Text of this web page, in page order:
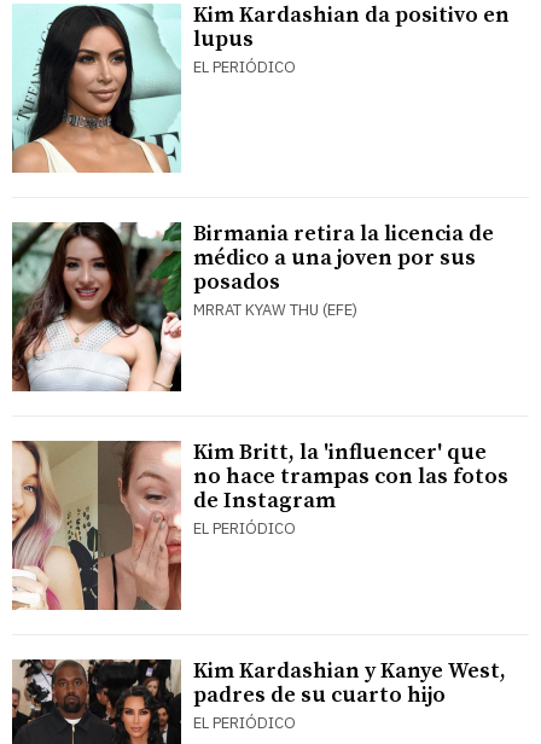
Kim Kardashian da positivo en
lupus
EL PERIÓDICO
Birmania retira la licencia de
médico a una joven por sus
posados
MRRAT KYAW THU (EFE)
Kim Britt, la 'influencer' que
no hace trampas con las fotos
de Instagram
EL PERIÓDICO
Kim Kardashian y Kanye West,
padres de su cuarto hijo
EL PERIÓDICO